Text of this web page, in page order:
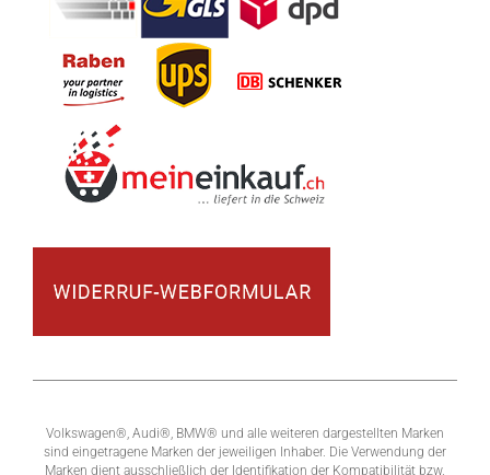
Volkswagen®, Audi®, BMW® und alle weiteren dargestellten Marken
sind eingetragene Marken der jeweiligen Inhaber. Die Verwendung der
Marken dient ausschließlich der Identifikation der Kompatibilität bzw.